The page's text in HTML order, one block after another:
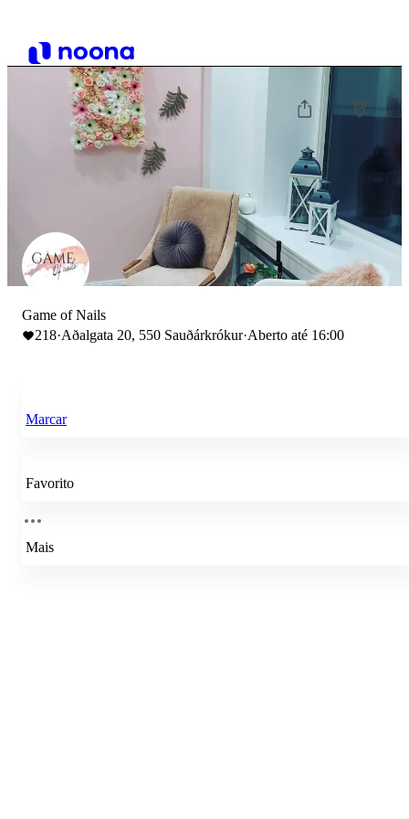
Game of Nails
218·Aðalgata 20, 550 Sauðárkrókur·Aberto até 16:00
Marcar
Favorito
Mais